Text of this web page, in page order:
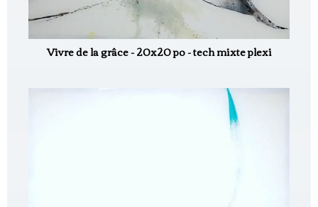
Vivre de la grâce - 20x20 po - tech mixte plexi